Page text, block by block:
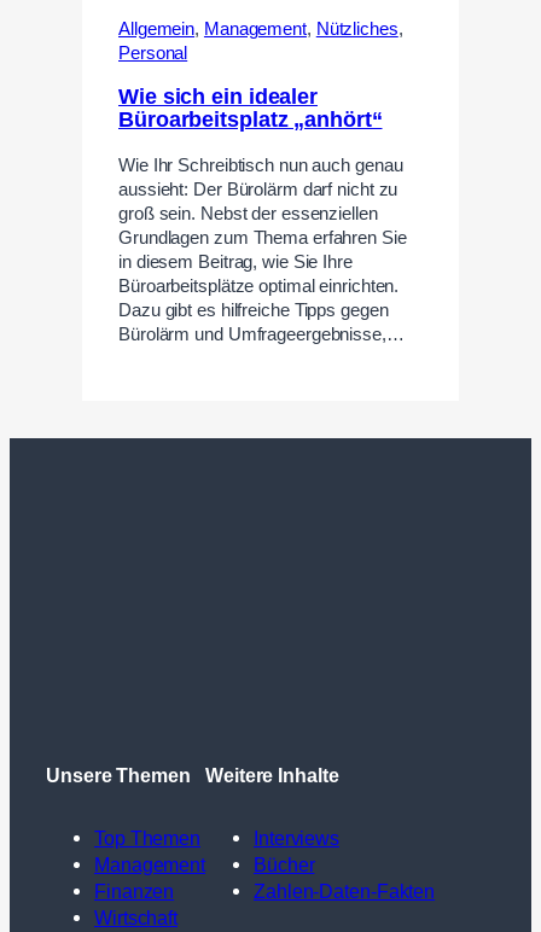
Allgemein, Management, Nützliches,
Personal
Wie sich ein idealer
Büroarbeitsplatz „anhört“
Wie Ihr Schreibtisch nun auch genau
aussieht: Der Bürolärm darf nicht zu
groß sein. Nebst der essenziellen
Grundlagen zum Thema erfahren Sie
in diesem Beitrag, wie Sie Ihre
Büroarbeitsplätze optimal einrichten.
Dazu gibt es hilfreiche Tipps gegen
Bürolärm und Umfrageergebnisse,…
Unsere Themen
Top Themen
Management
Finanzen
Wirtschaft
Weitere Inhalte
Interviews
Bücher
Zahlen-Daten-Fakten